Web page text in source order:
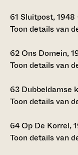
61 Sluitpost, 1948
Toon details van
62Ons Domein,
Toon details van
63 Dubbeldamse
Toon details van
64Op De Korrel,
Toon details van